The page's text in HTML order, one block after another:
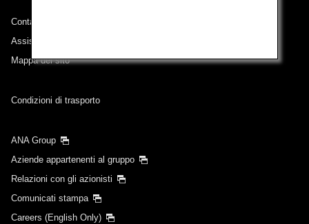
Contatti ANA
Assistenza tecnica (Accessibilità)
Mappa del sito
Condizioni di trasporto
ANA Group
Aziende appartenenti al gruppo
Relazioni con gli azionisti
Comunicati stampa
Careers (English Only)